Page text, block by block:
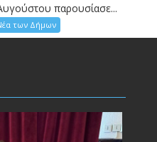
παρουσίασε...
των Δήμων